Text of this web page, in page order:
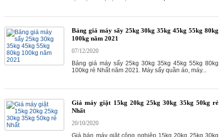
Bảng giá máy sấy 25kg 30kg 35kg 45kg 55kg 80kg
100kg năm 2021
07/12/2020
Bảng giá máy sấy 25kg 30kg 35kg 45kg 55kg 80kg
100kg rẻ Nhất năm 2021. Máy sấy quần áo, máy...
Giá máy giặt 15kg 20kg 25kg 30kg 35kg 50kg rẻ
Nhất
20/10/2020
Giá bán máy giặt công nghiệp 15kg 20kg 25kg 30kg